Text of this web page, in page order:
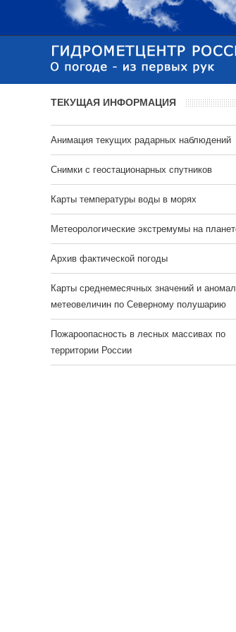
ТЕКУЩАЯ ИНФОРМАЦИЯ
Анимация текущих радарных наблюдений
Cнимки с геостационарных спутников
Карты температуры воды в морях
Метеорологические экстремумы на
Архив фактической погоды
Карты среднемесячных значений и
метеовеличин по Северному полушарию
Пожароопасность в лесных массивах по
территории России